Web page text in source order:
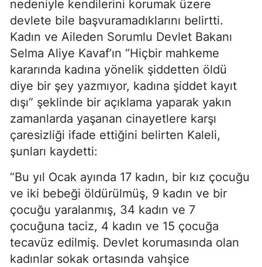
nedeniyle kendilerini korumak üzere
devlete bile başvuramadıklarını belirtti.
Kadın ve Aileden Sorumlu Devlet Bakanı
Selma Aliye Kavaf’ın “Hiçbir mahkeme
kararında kadına yönelik şiddetten öldü
diye bir şey yazmıyor, kadına şiddet kayıt
dışı” şeklinde bir açıklama yaparak yakın
zamanlarda yaşanan cinayetlere karşı
çaresizliği ifade ettiğini belirten Kaleli,
şunları kaydetti:
“Bu yıl Ocak ayında 17 kadın, bir kız çocuğu
ve iki bebeği öldürülmüş, 9 kadın ve bir
çocuğu yaralanmış, 34 kadın ve 7
çocuğuna taciz, 4 kadın ve 15 çocuğa
tecavüz edilmiş. Devlet korumasında olan
kadınlar sokak ortasında vahşice